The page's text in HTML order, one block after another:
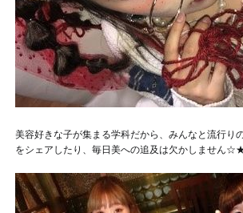
美容好きな子が集まる学科だから、みんなと流行り
をシェアしたり、毎日美への追及は欠かしません